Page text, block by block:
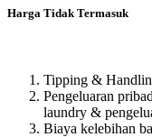
Harga Tidak Termasuk
Tipping &
Pengeluaran
laundry &
Biaya kelebihan